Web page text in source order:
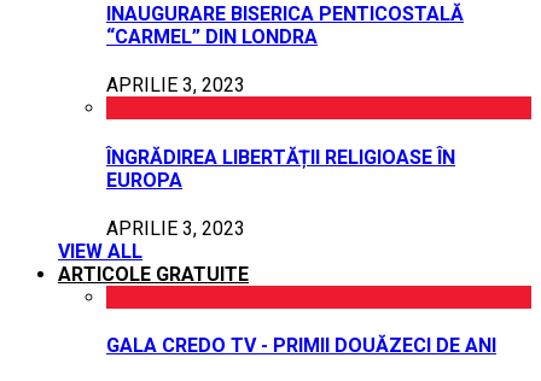
INAUGURARE BISERICA PENTICOSTALĂ
“CARMEL” DIN LONDRA
APRILIE 3, 2023
ÎNGRĂDIREA LIBERTĂȚII RELIGIOASE ÎN
EUROPA
APRILIE 3, 2023
VIEW ALL
ARTICOLE GRATUITE
GALA CREDO TV - PRIMII DOUĂZECI DE ANI